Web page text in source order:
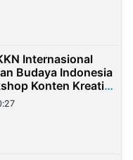
Internasional
Budaya Indonesia
Konten Kreatif